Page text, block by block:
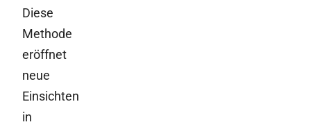
Diese
Methode
eröffnet
neue
Einsichten
in